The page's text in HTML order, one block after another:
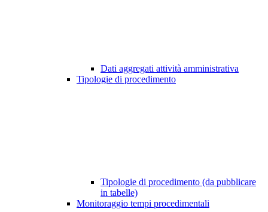
Dati aggregati attività amministrativa
Tipologie di procedimento
Tipologie di procedimento (da pubblicare
in tabelle)
Monitoraggio tempi procedimentali